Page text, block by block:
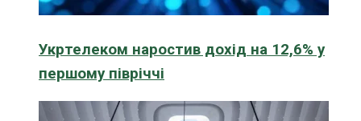
Укртелеком наростив дохід на 12,6% у
першому півріччі